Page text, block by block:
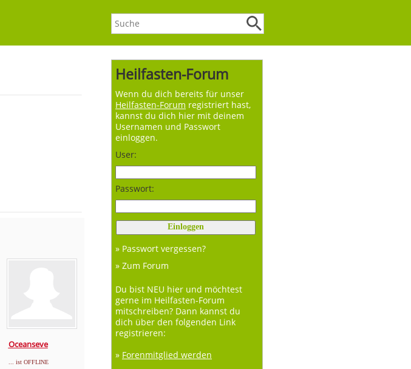
Heilfasten-Forum
Wenn du dich bereits für unser
Heilfasten-Forum registriert hast,
kannst du dich hier mit deinem
Usernamen und Passwort
einloggen.
User:
Passwort:
» Passwort vergessen?
» Zum Forum
Du bist NEU hier und möchtest
gerne im Heilfasten-Forum
mitschreiben? Dann kannst du
dich über den folgenden Link
registrieren:
» Forenmitglied werden
Oceanseve
... ist OFFLINE